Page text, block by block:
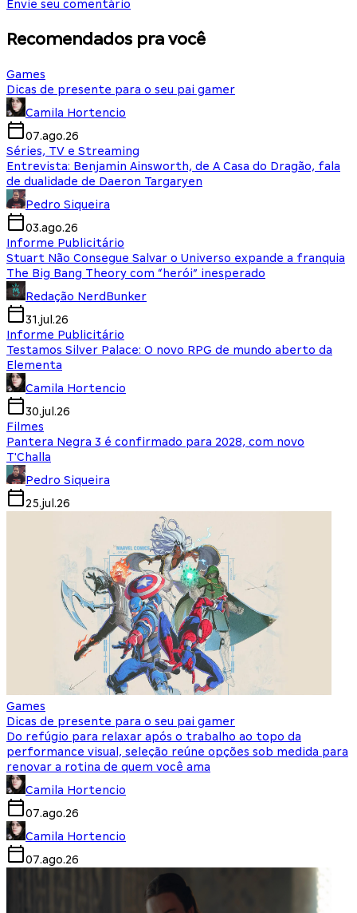
Envie seu comentário
Recomendados pra você
Games
Dicas de presente para o seu pai gamer
Camila Hortencio
07.ago.26
Séries, TV e Streaming
Entrevista: Benjamin Ainsworth, de A Casa do Dragão, fala
de dualidade de Daeron Targaryen
Pedro Siqueira
03.ago.26
Informe Publicitário
Stuart Não Consegue Salvar o Universo expande a franquia
The Big Bang Theory com “herói” inesperado
Redação NerdBunker
31.jul.26
Informe Publicitário
Testamos Silver Palace: O novo RPG de mundo aberto da
Elementa
Camila Hortencio
30.jul.26
Filmes
Pantera Negra 3 é confirmado para 2028, com novo
T'Challa
Pedro Siqueira
25.jul.26
Games
Dicas de presente para o seu pai gamer
Do refúgio para relaxar após o trabalho ao topo da
performance visual, seleção reúne opções sob medida para
renovar a rotina de quem você ama
Camila Hortencio
07.ago.26
Camila Hortencio
07.ago.26